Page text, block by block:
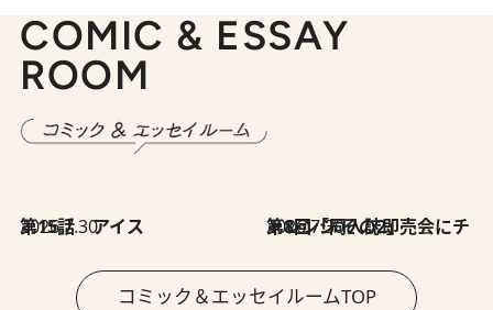
COMIC & ESSAY
ROOM
2026.7.30
第15話 アイス 2026.7.30
第8回「同人誌即売会にチャレンジ その2」
コミック＆エッセイルームTOP